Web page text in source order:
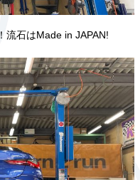
流石はMade in JAPAN!